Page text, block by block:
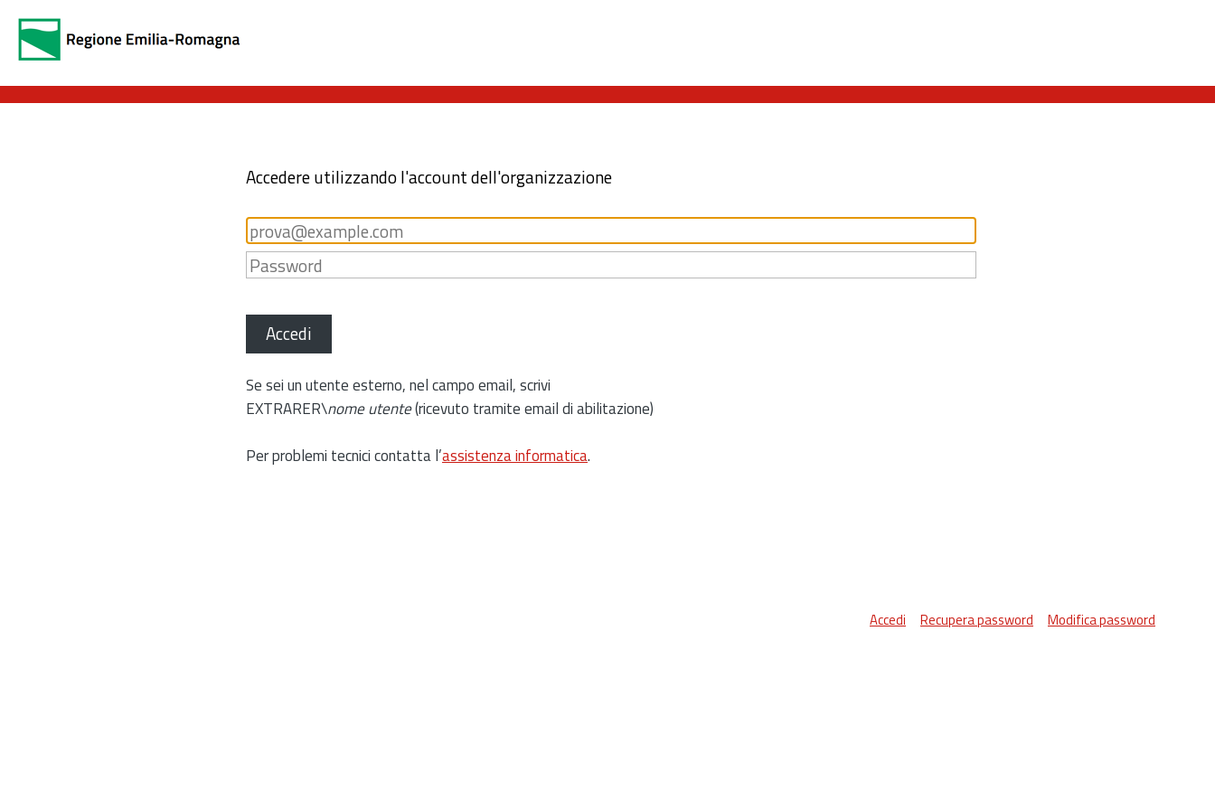
Accedere utilizzando l'account dell'organizzazione
Accedi
Se sei un utente esterno, nel campo email, scrivi
EXTRARER\nome utente(ricevuto tramite email di abilitazione)
Per problemi tecnici contatta l’assistenza informatica.
Accedi Recupera password Modifica password